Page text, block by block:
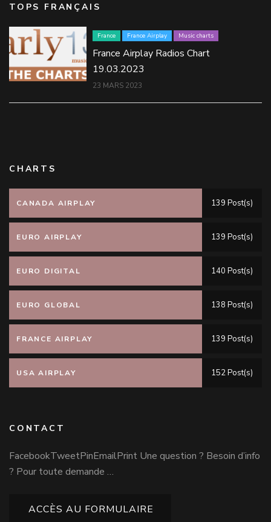
TOPS FRANÇAIS
France France Airplay Music charts
France Airplay Radios Chart
19.03.2023
23 MARS 2023
CHARTS
CANADA AIRPLAY 139 Post(s)
EURO AIRPLAY 139 Post(s)
EURO DIGITAL 140 Post(s)
EURO GLOBAL 138 Post(s)
FRANCE AIRPLAY 139 Post(s)
USA AIRPLAY 152 Post(s)
CONTACT
FacebookTweetPinEmailPrint Une question ? Besoin d’info
? Pour toute demande …
ACCÈS AU FORMULAIRE